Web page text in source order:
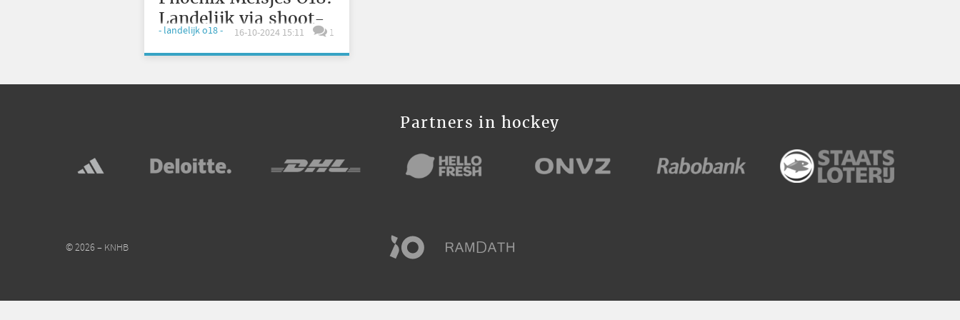
Landelijk via shoot-
outs
- landelijk o18 - 16-10-2024 15:11 1
Partners in hockey
© 2026 – KNHB